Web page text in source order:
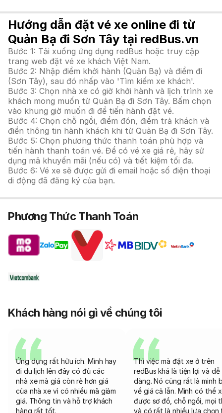
Hướng dẫn đặt vé xe online đi từ
Quản Bạ đi Sơn Tây tại redBus.vn
Bước 1: Tải xuống ứng dụng redBus hoặc truy cập
trang web đặt vé xe khách Việt Nam.
Bước 2: Nhập điểm khởi hành (Quản Bạ) và điểm đi
(Sơn Tây), sau đó nhấp vào 'Tìm kiếm xe khách'.
Bước 3: Chọn nhà xe có giờ khởi hành và lịch trình xe
khách mong muốn từ Quản Bạ đi Sơn Tây. Bấm chọn
vào khung giờ muốn đi để tiến hành đặt vé.
Bước 4: Chọn chỗ ngồi, điểm đón, điểm trả khách và
điền thông tin hành khách khi từ Quản Bạ đi Sơn Tây.
Bước 5: Chọn phương thức thanh toán phù hợp và
tiến hành thanh toán vé. Để có vé xe giá rẻ, hãy sử
dụng mã khuyến mãi (nếu có) và tiết kiệm tối đa.
Bước 6: Vé xe sẽ được gửi đi email hoặc số điện thoại
di động đã đăng ký của bạn.
Phương Thức Thanh Toán
Khách hàng nói gì về chúng tôi
Ứng dụng rất hữu ích. Mình hay
đi du lịch lên đây có đủ các
nhà xe mà giá còn rẻ hơn giá
của nhà xe vì có nhiều mã giảm
giá. Thông tin và hỗ trợ khách
hàng rất tốt.
Thì việc mà đặt xe ở trên
redBus khá là tiện lợi và dễ
dàng. Nó cũng rất là minh
về giá cả lẫn. Mình có thể
được sơ đồ, chỗ ngồi, mọi
và có rất là nhiều lựa chọn